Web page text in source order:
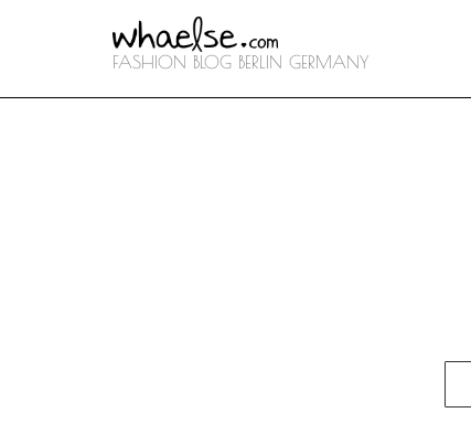
FASHION BLOG BERLIN GERMANY